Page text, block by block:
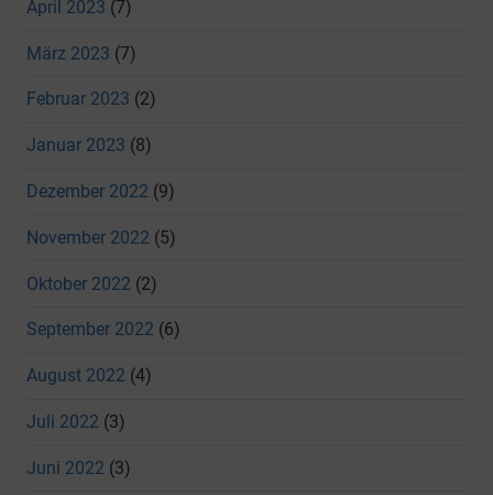
April 2023 (7)
März 2023 (7)
Februar 2023 (2)
Januar 2023 (8)
Dezember 2022 (9)
November 2022 (5)
Oktober 2022 (2)
September 2022 (6)
August 2022 (4)
Juli 2022 (3)
Juni 2022 (3)